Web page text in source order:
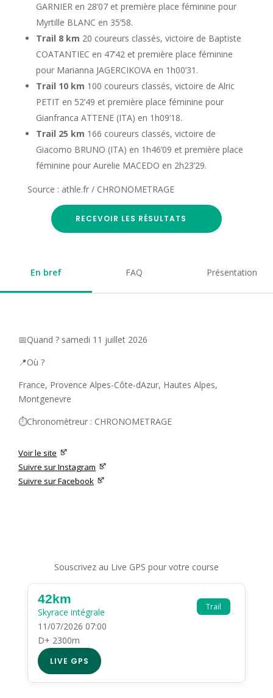
GARNIER en 28’07 et première place féminine pour
Myrtille BLANC en 35’58.
Trail 8 km 20 coureurs classés, victoire de Baptiste
COATANTIEC en 47’42 et première place féminine
pour Marianna JAGERCIKOVA en 1h00’31.
Trail 10 km 100 coureurs classés, victoire de Alric
PETIT en 52’49 et première place féminine pour
Gianfranca ATTENE (ITA) en 1h09’18.
Trail 25 km 166 coureurs classés, victoire de
Giacomo BRUNO (ITA) en 1h46’09 et première place
féminine pour Aurelie MACEDO en 2h23’29.
Source : athle.fr / CHRONOMETRAGE
RECEVOIR LES RÉSULTATS
En bref FAQ Présentation
📅Quand ? samedi 11 juillet 2026
📍Où ?
France, Provence Alpes-Côte-dAzur, Hautes Alpes,
Montgenevre
⏱️Chronomètreur : CHRONOMETRAGE
Voir le site
Suivre sur Instagram
Suivre sur Facebook
Souscrivez au Live GPS pour votre course
Trail
42km
Skyrace intégrale
11/07/2026 07:00
D+ 2300m
LIVE GPS